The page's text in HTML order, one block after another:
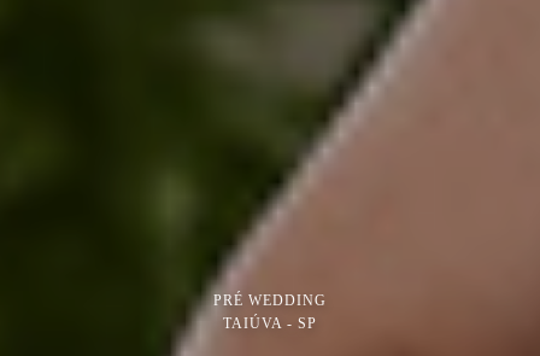
PRÉ WEDDING
TAIÚVA - SP